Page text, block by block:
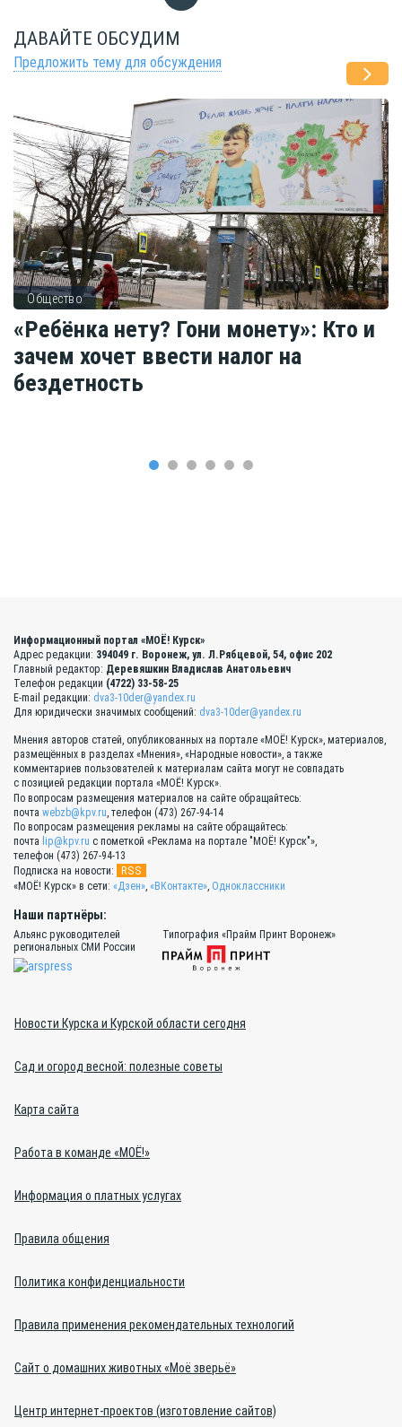
ДАВАЙТЕ ОБСУДИМ
Предложить тему для обсуждения
Общество
«Ребёнка нету? Гони монету»: Кто и
зачем хочет ввести налог на
бездетность
Информационный портал «МОЁ! Курск»
Адрес редакции: 394049 г. Воронеж, ул. Л.Рябцевой, 54, офис 202
Главный редактор: Деревяшкин Владислав Анатольевич
Телефон редакции (4722) 33-58-25
E-mail редакции: dva3-10der@yandex.ru
Для юридически значимых сообщений: dva3-10der@yandex.ru
Мнения авторов статей, опубликованных на портале «МОЁ! Курск», материалов,
размещённых в разделах «Мнения», «Народные новости», а также
комментариев пользователей к материалам сайта могут не совпадать
с позицией редакции портала «МОЁ! Курск».
По вопросам размещения материалов на сайте обращайтесь:
почта webzb@kpv.ru, телефон (473) 267-94-14
По вопросам размещения рекламы на сайте обращайтесь:
почта lip@kpv.ru с пометкой «Реклама на портале "МОЁ! Курск"»,
телефон (473) 267-94-13
Подписка на новости:
RSS
«МОЁ! Курск» в сети: «Дзен», «ВКонтакте», Одноклассники
Наши партнёры:
Альянс руководителей
региональных СМИ России
Типография «Прайм Принт Воронеж»
Новости Курска и Курской области сегодня
Сад и огород весной: полезные советы
Карта сайта
Работа в команде «МОЁ!»
Информация о платных услугах
Правила общения
Политика конфиденциальности
Правила применения рекомендательных технологий
Сайт о домашних животных «Моё зверьё»
Центр интернет-проектов (изготовление сайтов)